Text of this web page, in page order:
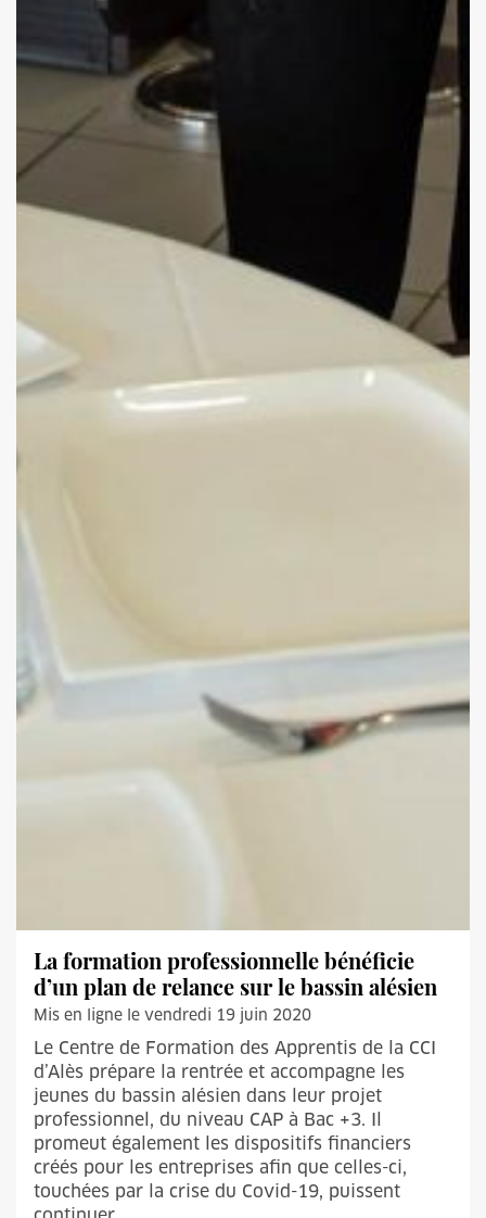
La formation professionnelle bénéficie
d’un plan de relance sur le bassin alésien
Mis en ligne le vendredi 19 juin 2020
Le Centre de Formation des Apprentis de la CCI
d’Alès prépare la rentrée et accompagne les
jeunes du bassin alésien dans leur projet
professionnel, du niveau CAP à Bac +3. Il
promeut également les dispositifs financiers
créés pour les entreprises afin que celles-ci,
touchées par la crise du Covid-19, puissent